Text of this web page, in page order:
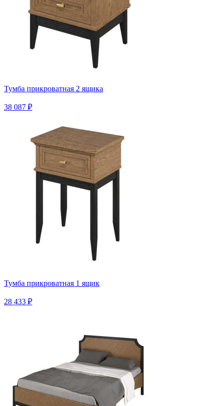
Тумба прикроватная 2 ящика
38 087 ₽
Тумба прикроватная 1 ящик
28 433 ₽